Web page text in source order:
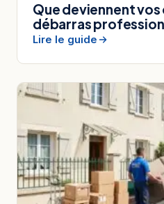
Que deviennent
débarras
Lire le guide